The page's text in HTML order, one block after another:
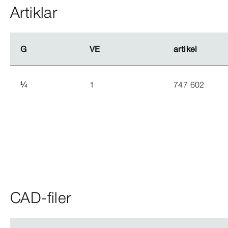
Artiklar
G VE artikel
G VE artikel
¼ 1 747 602
CAD-filer